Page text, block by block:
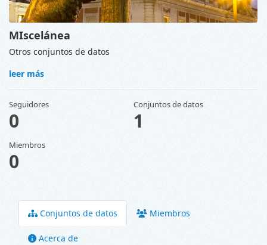
Conjuntos de datos Miembros
Acerca de
MIscelánea
Otros conjuntos de datos
leer más
Seguidores
0
Conjuntos de datos
1
Miembros
0